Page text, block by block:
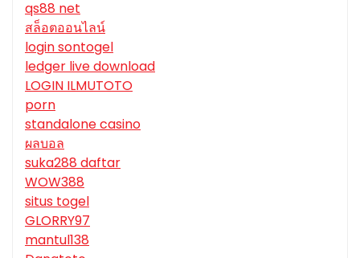
qs88 net
สล็อตออนไลน์
login sontogel
ledger live download
LOGIN ILMUTOTO
porn
standalone casino
ผลบอล
suka288 daftar
WOW388
situs togel
GLORRY97
mantul138